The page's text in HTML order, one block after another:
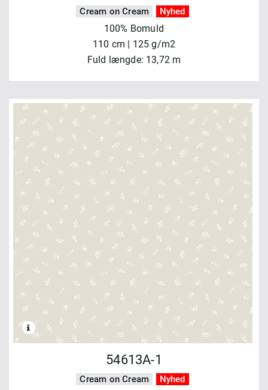
Cream on Cream Nyhed
100% Bomuld
110 cm | 125 g/m2
Fuld længde: 13,72 m
54613A-1
Cream on Cream Nyhed